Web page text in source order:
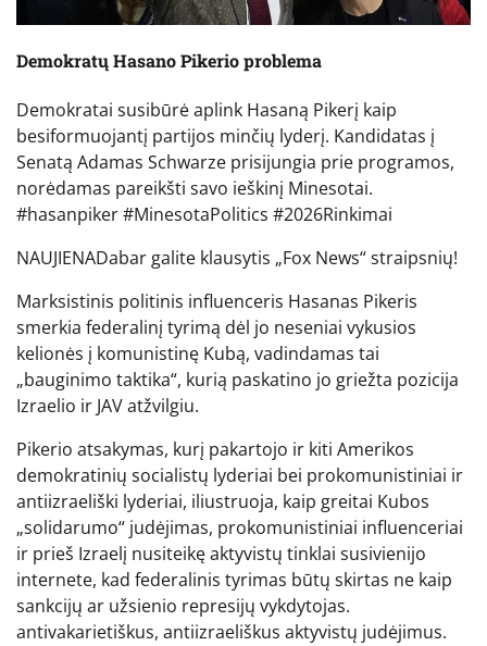
Demokratų Hasano Pikerio problema
Demokratai susibūrė aplink Hasaną Pikerį kaip
besiformuojantį partijos minčių lyderį. Kandidatas į
Senatą Adamas Schwarze prisijungia prie programos,
norėdamas pareikšti savo ieškinį Minesotai.
#hasanpiker #MinesotaPolitics #2026Rinkimai
NAUJIENADabar galite klausytis „Fox News“ straipsnių!
Marksistinis politinis influenceris Hasanas Pikeris
smerkia federalinį tyrimą dėl jo neseniai vykusios
kelionės į komunistinę Kubą, vadindamas tai
„bauginimo taktika“, kurią paskatino jo griežta pozicija
Izraelio ir JAV atžvilgiu.
Pikerio atsakymas, kurį pakartojo ir kiti Amerikos
demokratinių socialistų lyderiai bei prokomunistiniai ir
antiizraeliški lyderiai, iliustruoja, kaip greitai Kubos
„solidarumo“ judėjimas, prokomunistiniai influenceriai
ir prieš Izraelį nusiteikę aktyvistų tinklai susivienijo
internete, kad federalinis tyrimas būtų skirtas ne kaip
sankcijų ar užsienio represijų vykdytojas.
antivakarietiškus, antiizraeliškus aktyvistų judėjimus.